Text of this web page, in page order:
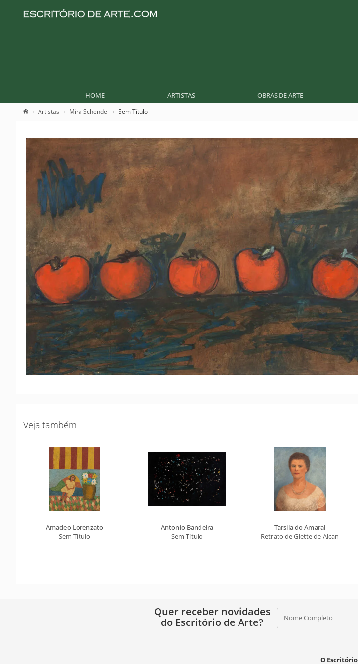
HOME ARTISTAS OBRAS DE ARTE
Artistas Mira Schendel Sem Título
Veja também
Amadeo Lorenzato
Sem Título
Antonio Bandeira
Sem Título
Tarsila do Amaral
Retrato de Glette de Alcantara
Quer receber novidades
do Escritório de Arte?
Nome Completo
O Escritório